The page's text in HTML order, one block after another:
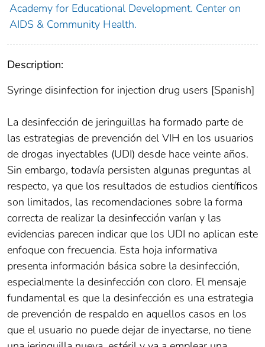
Academy for Educational Development. Center on
AIDS & Community Health.
Description:
Syringe disinfection for injection drug users [Spanish]
La desinfección de jeringuillas ha formado parte de
las estrategias de prevención del VIH en los usuarios
de drogas inyectables (UDI) desde hace veinte años.
Sin embargo, todavía persisten algunas preguntas al
respecto, ya que los resultados de estudios científicos
son limitados, las recomendaciones sobre la forma
correcta de realizar la desinfección varían y las
evidencias parecen indicar que los UDI no aplican este
enfoque con frecuencia. Esta hoja informativa
presenta información básica sobre la desinfección,
especialmente la desinfección con cloro. El mensaje
fundamental es que la desinfección es una estrategia
de prevención de respaldo en aquellos casos en los
que el usuario no puede dejar de inyectarse, no tiene